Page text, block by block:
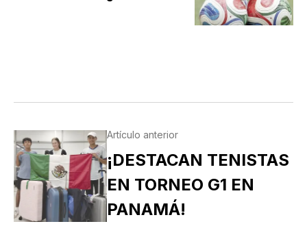
Artículo anterior
¡DESTACAN TENISTAS
EN TORNEO G1 EN
PANAMÁ!